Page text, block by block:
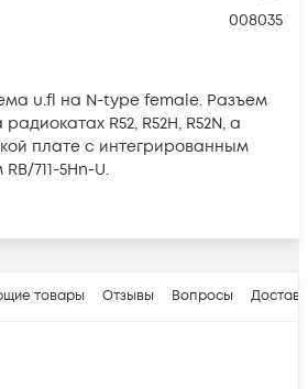
008035
u.fl на N-type female. Разъем
R52, R52H, R52N, а
плате с интегрированным
711-5Hn-U.
товары Отзывы Вопросы